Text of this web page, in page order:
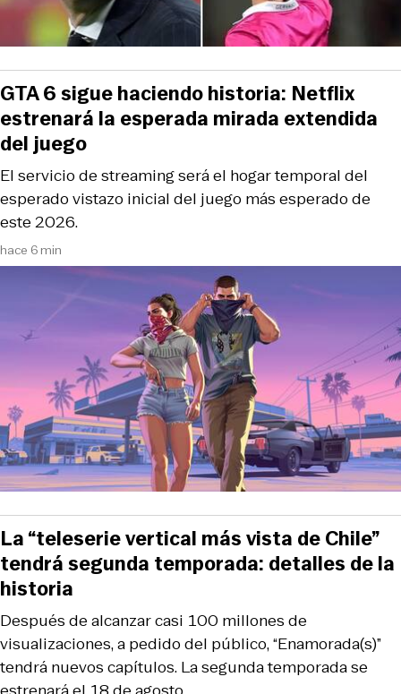
hace 6 min
El servicio de streaming será el hogar temporal del
esperado vistazo inicial del juego más esperado de
este 2026.
GTA 6 sigue haciendo historia: Netflix
estrenará la esperada mirada extendida
del juego
Después de alcanzar casi 100 millones de
visualizaciones, a pedido del público, “Enamorada(s)”
tendrá nuevos capítulos. La segunda temporada se
La “teleserie vertical más vista de Chile”
tendrá segunda temporada: detalles de la
historia